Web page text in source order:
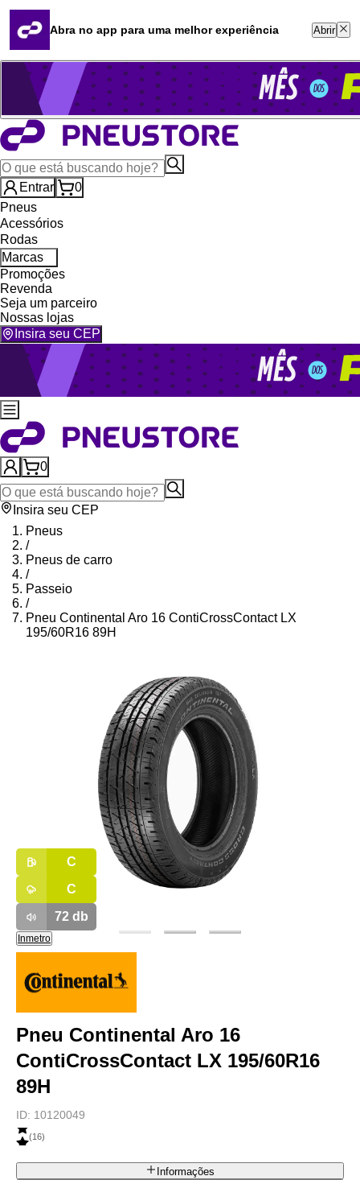
Quero revender
Blog
Whatsapp (16) 99764-8401
Televendas (47) 3046-2551
Entrar
0
Pneus
Acessórios
Rodas
Marcas
Promoções
Revenda
Seja um parceiro
Nossas lojas
Insira seu CEP
0
Insira seu CEP
Pneus
/
Pneus de carro
/
Passeio
/
Pneu Continental Aro 16 ContiCrossContact LX
195/60R16 89H
C
C
72db
Inmetro
Pneu Continental Aro 16
ContiCrossContact LX 195/60R16
89H
ID: 10120049
(16)
Informações
Abra no app para uma melhor experiência Abrir